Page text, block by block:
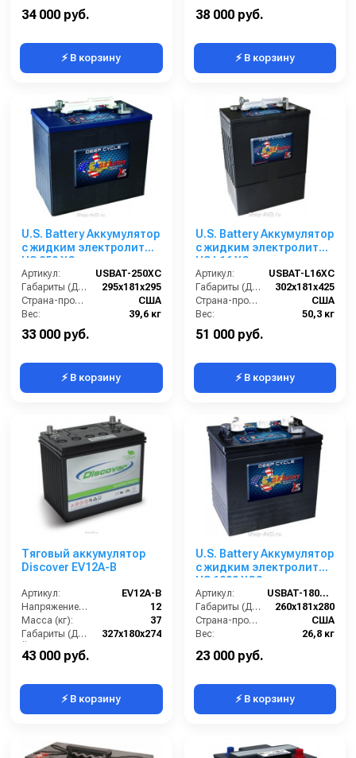
34 000 руб.
⚡ В корзину
38 000 руб.
⚡ В корзину
U.S. Battery Аккумулятор
с жидким электролитом
US 250 XC
Артикул:
USBAT-250XC
Габариты (ДхШхВ):
295х181х295
Страна-производитель:
США
Вес:
39,6 кг
33 000 руб.
⚡ В корзину
U.S. Battery Аккумулятор
с жидким электролитом
US L16 XC
Артикул:
USBAT-L16XC
Габариты (ДхШхВ):
302х181х425
Страна-производитель:
США
Вес:
50,3 кг
51 000 руб.
⚡ В корзину
Тяговый аккумулятор
Discover EV12A-B
Артикул:
EV12A-B
Напряжение (В):
12
Масса (кг):
37
Габариты (ДхШхВ):
327x180x274
Ёмкость аккумуляторов (Ач):
43 000 руб.
⚡ В корзину
U.S. Battery Аккумулятор
с жидким электролитом
US 1800 XC2
Артикул:
USBAT-1800XC2
Габариты (ДхШхВ):
260х181х280
Страна-производитель:
США
Вес:
26,8 кг
23 000 руб.
⚡ В корзину